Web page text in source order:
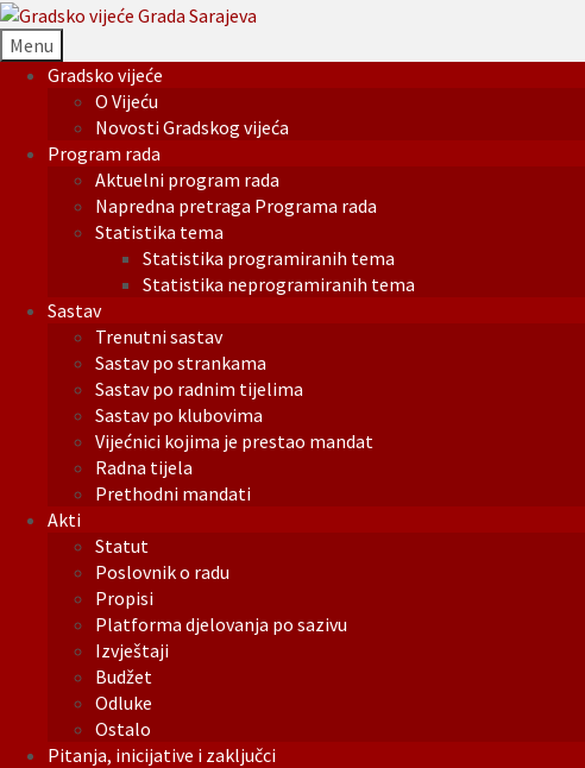
Menu
Gradsko vijeće
O Vijeću
Novosti Gradskog vijeća
Program rada
Aktuelni program rada
Napredna pretraga Programa rada
Statistika tema
Statistika programiranih tema
Statistika neprogramiranih tema
Sastav
Trenutni sastav
Sastav po strankama
Sastav po radnim tijelima
Sastav po klubovima
Vijećnici kojima je prestao mandat
Radna tijela
Prethodni mandati
Akti
Statut
Poslovnik o radu
Propisi
Platforma djelovanja po sazivu
Izvještaji
Budžet
Odluke
Ostalo
Pitanja, inicijative i zaključci